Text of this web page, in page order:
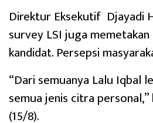
Direktur Eksekutif Djayadi
survey LSI juga
kandidat. Persepsi
“Dari semuanya Lalu Iqbal
semua jenis citra personal,”
(15/8).